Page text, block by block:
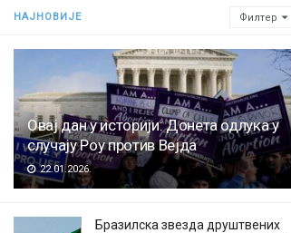
НАЈНОВИЈЕ Филтер
Овај дан у историји: Донета одлука у
случају Роу против Вејда
22.01.2026.
Бразилска звезда друштвених